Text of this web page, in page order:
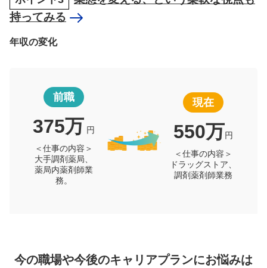
持ってみる
年収の変化
前職
375万 円
＜仕事の内容＞
大手調剤薬局、
薬局内薬剤師業
務。
現在
550万円
＜仕事の内容＞
ドラッグストア、
調剤薬剤師業務
今の職場や今後のキャリアプランにお悩みは